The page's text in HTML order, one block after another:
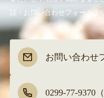
話・お問い合わせフォームよ
お問い合わせ
0299-77-9370